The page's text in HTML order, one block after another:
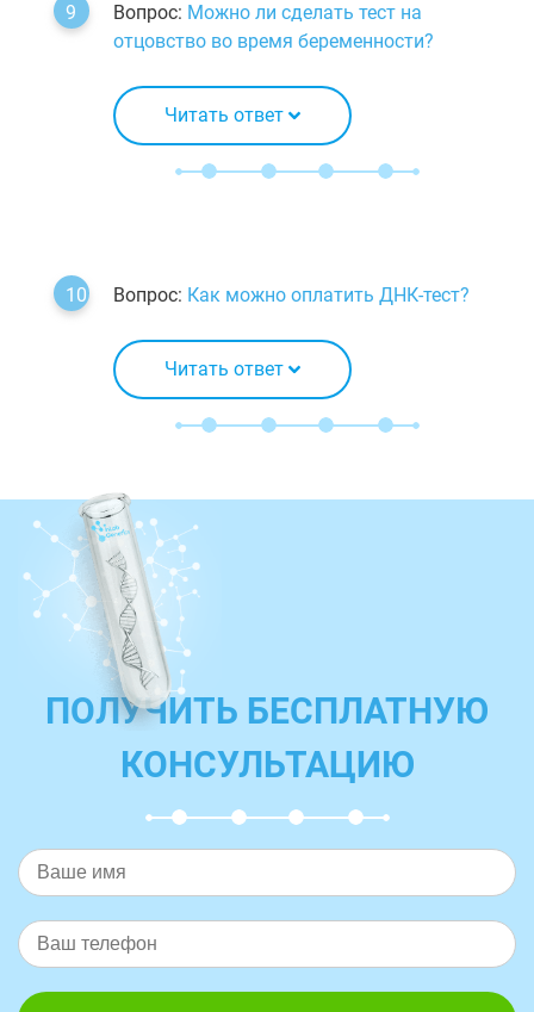
Вопрос: Можно ли сделать тест на
отцовство во время беременности?
Читать ответ
Вопрос: Как можно оплатить ДНК-тест?
Читать ответ
ПОЛУЧИТЬ БЕСПЛАТНУЮ
КОНСУЛЬТАЦИЮ